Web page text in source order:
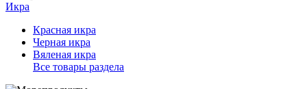
Икра
Красная икра
Черная икра
Вяленая икра
Все товары раздела